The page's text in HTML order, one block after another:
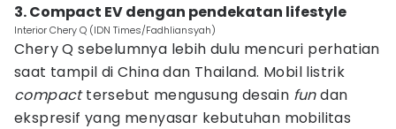
3. Compact EV dengan pendekatan lifestyle
Interior Chery Q (IDN Times/Fadhliansyah)
Chery Q sebelumnya lebih dulu mencuri perhatian
saat tampil di China dan Thailand. Mobil listrik
compacttersebut mengusung desain fundan
ekspresif yang menyasar kebutuhan mobilitas